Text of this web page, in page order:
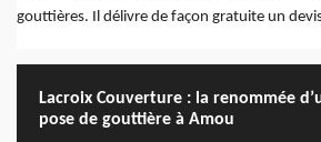
gouttières. Il délivre de façon gratuite un
Lacroix Couverture : la renommée
pose de gouttière à Amou